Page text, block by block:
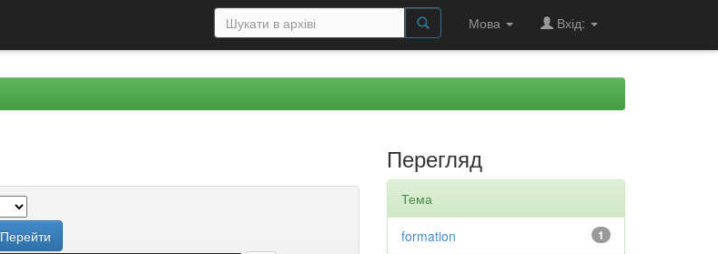
Мова Вхід:
Перегляд
Тема
1
formation